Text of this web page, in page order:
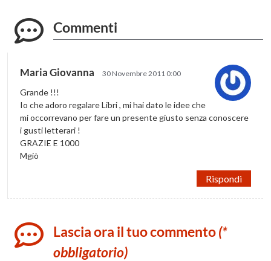
Commenti
Maria Giovanna 30 Novembre 2011 0:00
Grande !!!
Io che adoro regalare Libri , mi hai dato le idee che
mi occorrevano per fare un presente giusto senza conoscere
i gusti letterari !
GRAZIE E 1000
Mgiò
Rispondi
Lascia ora il tuo commento(*
obbligatorio)